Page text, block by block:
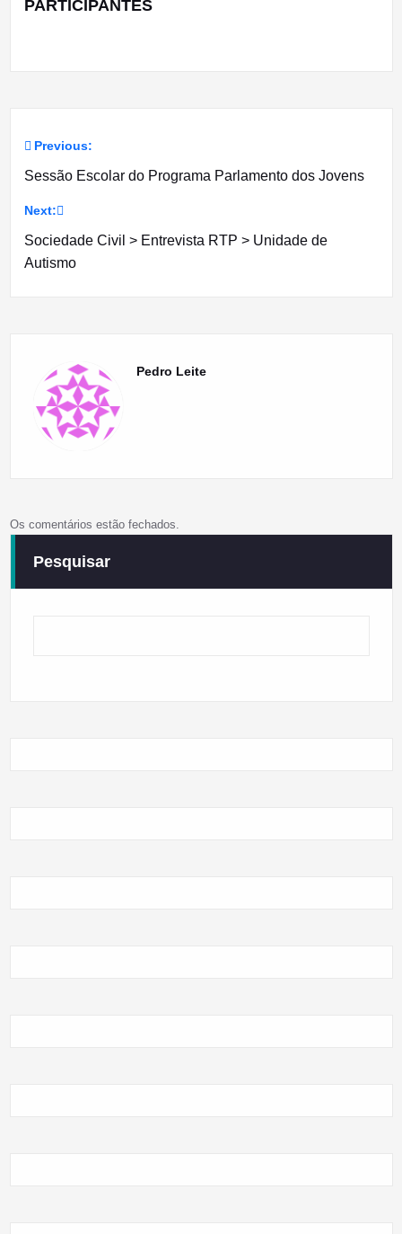
PARTICIPANTES
Navegação
artigos
Previous:
Sessão Escolar do Programa Parlamento dos Jovens
Next:
Sociedade Civil > Entrevista RTP > Unidade de
Autismo
Pedro Leite
Os comentários estão fechados.
Pesquisar